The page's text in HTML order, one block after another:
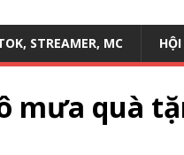
STREAMER, MC
mưa quà